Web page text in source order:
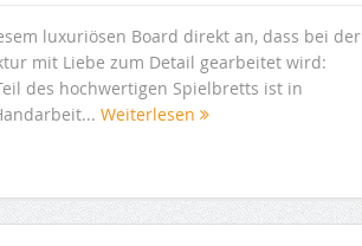
luxuriösen Board direkt an, dass bei der
mit Liebe zum Detail gearbeitet wird:
des hochwertigen Spielbretts ist in
Weiterlesen